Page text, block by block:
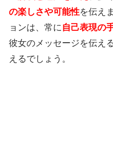
の楽しさや可能性を伝え
ョンは、常に 自己表現の
彼女のメッセージを伝え
えるでしょう。